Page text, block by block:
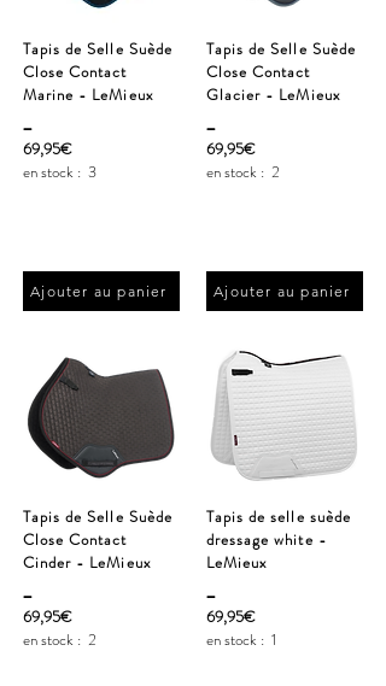
Tapis de Selle Suède
Close Contact
Marine - LeMieux
_
69,95€
en stock : 3
Ajouter au panier
Tapis de Selle Suède
Close Contact
Cinder - LeMieux
_
69,95€
en stock : 2
Tapis de Selle Suède
Close Contact
Glacier - LeMieux
_
69,95€
en stock : 2
Ajouter au panier
Tapis de selle suède
dressage white -
LeMieux
_
69,95€
en stock : 1